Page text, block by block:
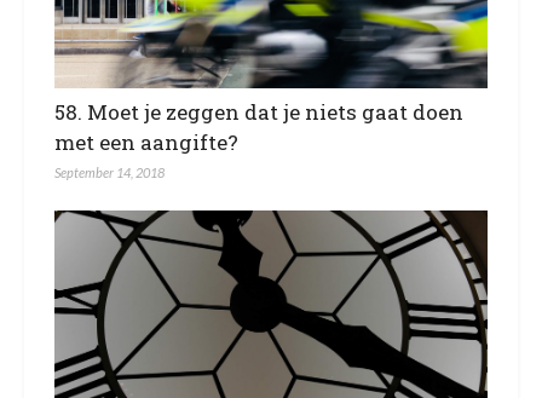
58. Moet je zeggen dat je niets gaat doen
met een aangifte?
September 14, 2018